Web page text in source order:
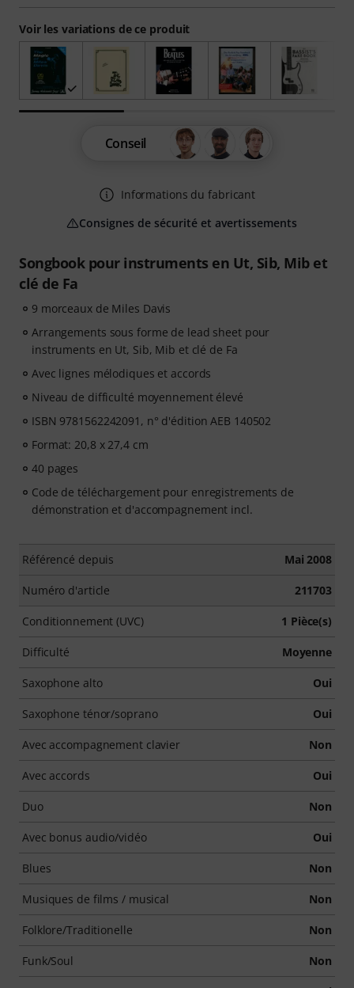
Songbook pour instruments en Ut, Sib, Mib et
clé de Fa
9 morceaux de Miles Davis
Arrangements sous forme de lead sheet pour
instruments en Ut, Sib, Mib et clé de Fa
Avec lignes mélodiques et accords
Niveau de difficulté moyennement élevé
ISBN 9781562242091, n° d'édition AEB 140502
Format: 20,8 x 27,4 cm
40 pages
Code de téléchargement pour enregistrements de
démonstration et d'accompagnement incl.
Référencé depuis Mai 2008
Numéro d'article 211703
Conditionnement (UVC) 1 Pièce(s)
Difficulté Moyenne
Saxophone alto Oui
Saxophone ténor/soprano Oui
Avec accompagnement clavier Non
Avec accords Oui
Duo Non
Avec bonus audio/vidéo Oui
Blues Non
Musiques de films / musical Non
Folklore/Traditionelle Non
Funk/Soul Non
Voir les variations de ce produit
Conseil
Informations du fabricant
Consignes de sécurité et avertissements